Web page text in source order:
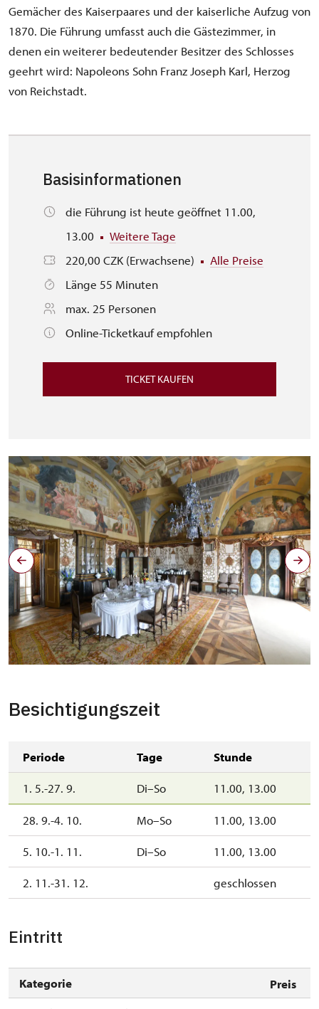
Gemächer des Kaiserpaares und der kaiserliche Aufzug von
1870. Die Führung umfasst auch die Gästezimmer, in
denen ein weiterer bedeutender Besitzer des Schlosses
geehrt wird: Napoleons Sohn Franz Joseph Karl, Herzog
von Reichstadt.
Basisinformationen
die Führung ist heute geöffnet 11.00,
13.00
Weitere Tage
220,00 CZK (Erwachsene)
Alle Preise
Länge 55 Minuten
max. 25 Personen
Online-Ticketkauf empfohlen
TICKET KAUFEN
Besichtigungszeit
Periode Tage Stunde
1. 5.-27. 9. Di–So 11.00, 13.00
28. 9.-4. 10. Mo–So 11.00, 13.00
5. 10.-1. 11. Di–So 11.00, 13.00
2. 11.-31. 12. geschlossen
Eintritt
Kategorie
Preis